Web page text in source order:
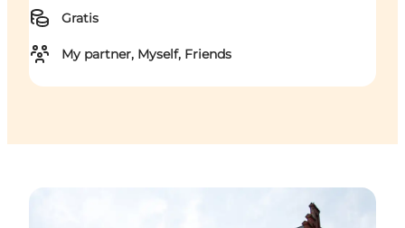
Gratis
My partner, Myself, Friends